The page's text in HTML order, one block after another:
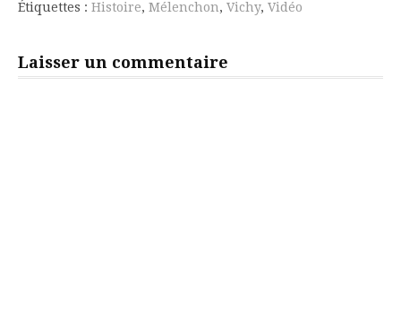
suite
Étiquettes : Histoire, Mélenchon, Vichy, Vidéo
Laisser un commentaire